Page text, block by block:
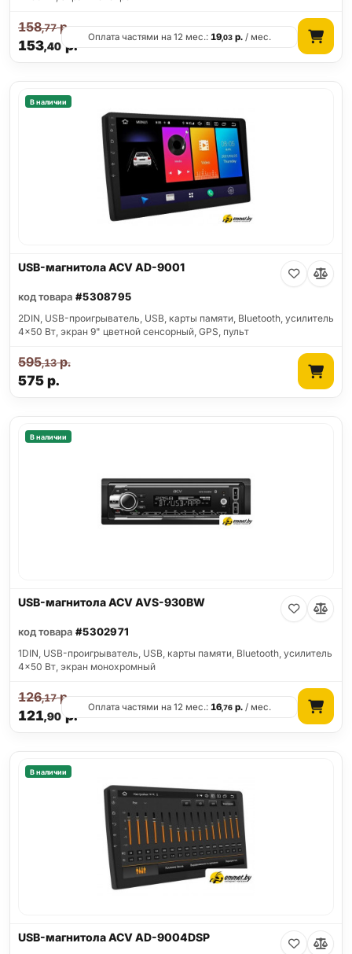
153,40р.
158,77р.
Оплата частями на 12 мес.:19,03 р. / мес.
В наличии
USB-магнитола ACV AD-9001
код товара #5308795
2DIN, USB-проигрыватель, USB, карты памяти, Bluetooth, усилитель
4x50 Вт, экран 9" цветной сенсорный, GPS, пульт
575р.
595,13р.
В наличии
USB-магнитола ACV AVS-930BW
код товара #5302971
1DIN, USB-проигрыватель, USB, карты памяти, Bluetooth, усилитель
4x50 Вт, экран монохромный
121,90р.
126,17р.
Оплата частями на 12 мес.:16,76 р. / мес.
В наличии
USB-магнитола ACV AD-9004DSP